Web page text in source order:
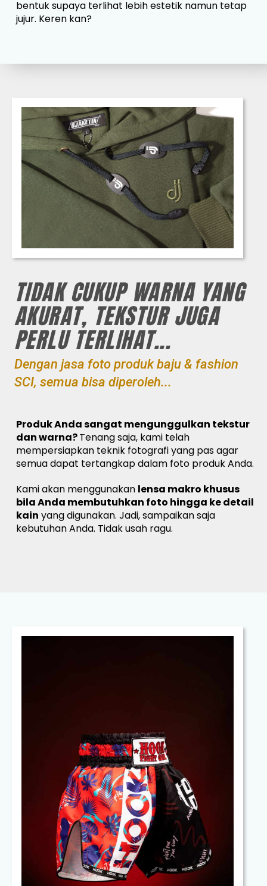
bentuk supaya terlihat lebih estetik namun tetap
jujur. Keren kan?
TIDAK CUKUP WARNA YANG
AKURAT, TEKSTUR JUGA
PERLU TERLIHAT...
Dengan jasa foto produk baju & fashion
SCI, semua bisa diperoleh...
Produk Anda sangat mengunggulkan tekstur
dan warna?Tenang saja, kami telah
mempersiapkan teknik fotografi yang pas agar
semua dapat tertangkap dalam foto produk Anda.
Kami akan menggunakan lensa makro khusus
bila Anda membutuhkan foto hingga ke detail
kain yang digunakan. Jadi, sampaikan saja
kebutuhan Anda. Tidak usah ragu.